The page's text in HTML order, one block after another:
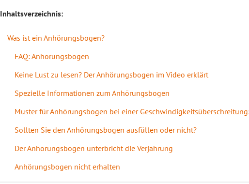
Inhaltsverzeichnis:
Was ist ein Anhörungsbogen?
FAQ: Anhörungsbogen
Keine Lust zu lesen? Der Anhörungsbogen im Video erklärt
Spezielle Informationen zum Anhörungsbogen
Muster für Anhörungsbogen bei einer
Sollten Sie den Anhörungsbogen ausfüllen oder nicht?
Der Anhörungsbogen unterbricht die Verjährung
Anhörungsbogen nicht erhalten